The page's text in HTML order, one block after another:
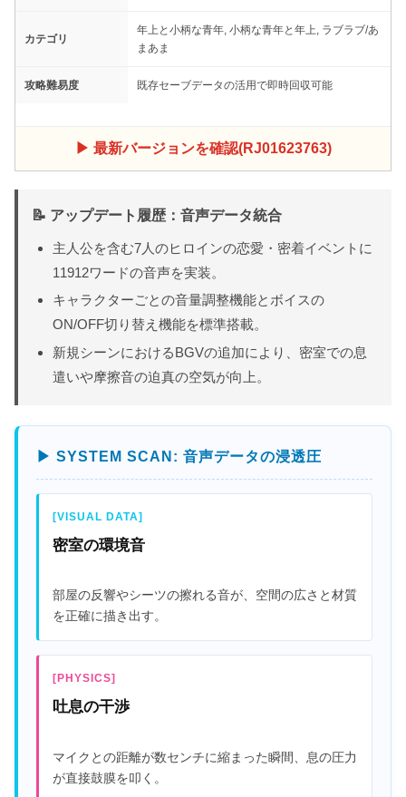
カテゴリ
年上と小柄な青年, 小柄な青年と年上, ラブラブ/あ
まあま
攻略難易度 既存セーブデータの活用で即時回収可能
▶ 最新バージョンを確認(RJ01623763)
📝 アップデート履歴：音声データ統合
主人公を含む7人のヒロインの恋愛・密着イベントに
11912ワードの音声を実装。
キャラクターごとの音量調整機能とボイスの
ON/OFF切り替え機能を標準搭載。
新規シーンにおけるBGVの追加により、密室での息
遣いや摩擦音の迫真の空気が向上。
▶ SYSTEM SCAN: 音声データの浸透圧
[VISUAL DATA]
密室の環境音
部屋の反響やシーツの擦れる音が、空間の広さと材質
を正確に描き出す。
[PHYSICS]
吐息の干渉
マイクとの距離が数センチに縮まった瞬間、息の圧力
が直接鼓膜を叩く。